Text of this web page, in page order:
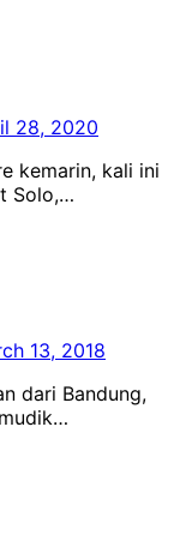
28, 2020
kemarin, kali ini
Solo,…
13, 2018
dari Bandung,